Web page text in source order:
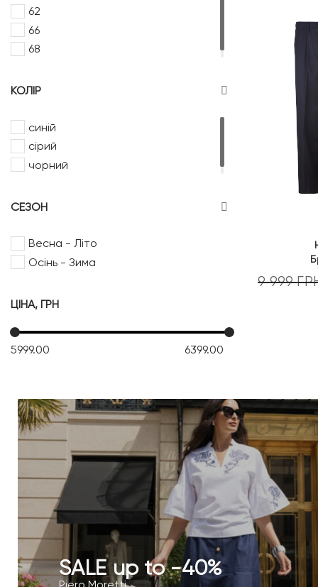
62
66
68
КОЛІР
синій
сірий
чорний
СЕЗОН
Весна - Літо
Осінь - Зима
ЦІНА, ГРН
5999.00 6399.00
9 999
SALE up to -40%